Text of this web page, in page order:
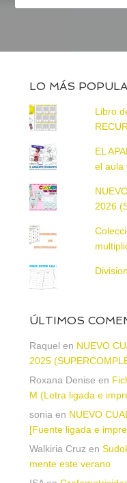
LO MÁS
Libro
EL
el aula
2026
ÚLTIMOS
Raquel en NUEVO
2025
Roxana Denise en
M (Letra ligada e
sonia en NUEVO
[Fuente ligada e
Walkiria Cruz en
mente este verano